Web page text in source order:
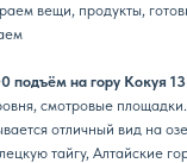
вещи, продукты,
подъём на гору Кокуя
смотровые площадки.
отличный вид на
тайгу, Алтайские